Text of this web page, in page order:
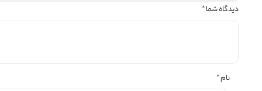
دیدگاه شما*
نام*